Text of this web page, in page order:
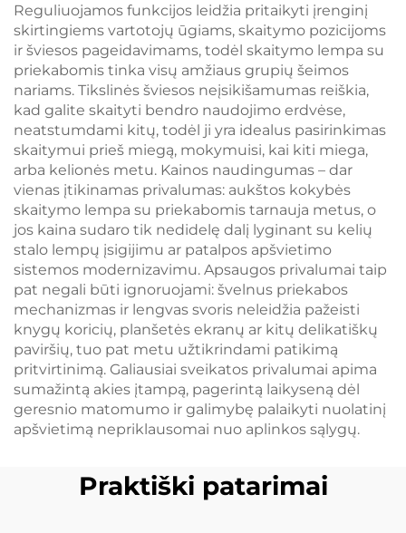
Reguliuojamos funkcijos leidžia pritaikyti įrenginį
skirtingiems vartotojų ūgiams, skaitymo pozicijoms
ir šviesos pageidavimams, todėl skaitymo lempa su
priekabomis tinka visų amžiaus grupių šeimos
nariams. Tikslinės šviesos neįsikišamumas reiškia,
kad galite skaityti bendro naudojimo erdvėse,
neatstumdami kitų, todėl ji yra idealus pasirinkimas
skaitymui prieš miegą, mokymuisi, kai kiti miega,
arba kelionės metu. Kainos naudingumas – dar
vienas įtikinamas privalumas: aukštos kokybės
skaitymo lempa su priekabomis tarnauja metus, o
jos kaina sudaro tik nedidelę dalį lyginant su kelių
stalo lempų įsigijimu ar patalpos apšvietimo
sistemos modernizavimu. Apsaugos privalumai taip
pat negali būti ignoruojami: švelnus priekabos
mechanizmas ir lengvas svoris neleidžia pažeisti
knygų koricių, planšetės ekranų ar kitų delikatiškų
paviršių, tuo pat metu užtikrindami patikimą
pritvirtinimą. Galiausiai sveikatos privalumai apima
sumažintą akies įtampą, pagerintą laikyseną dėl
geresnio matomumo ir galimybę palaikyti nuolatinį
apšvietimą nepriklausomai nuo aplinkos sąlygų.
Praktiški patarimai